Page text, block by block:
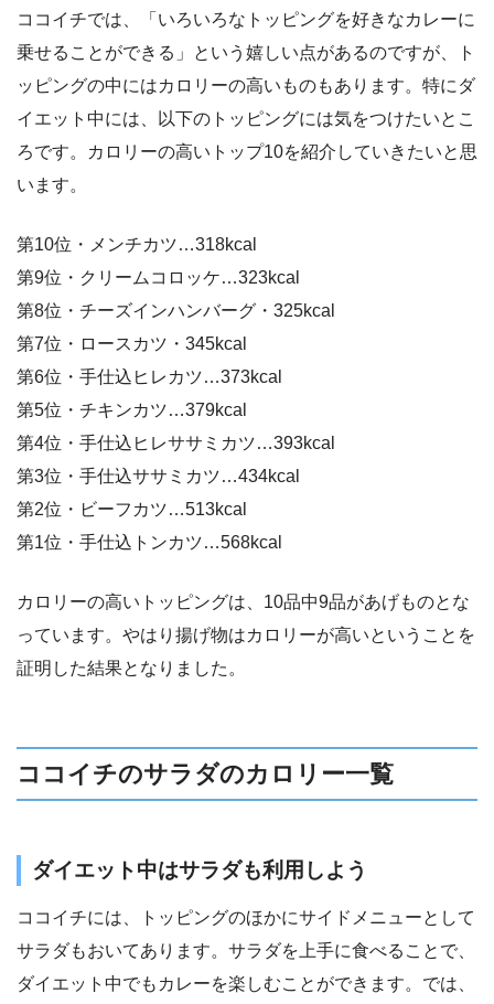
ココイチでは、「いろいろなトッピングを好きなカレーに
乗せることができる」という嬉しい点があるのですが、ト
ッピングの中にはカロリーの高いものもあります。特にダ
イエット中には、以下のトッピングには気をつけたいとこ
ろです。カロリーの高いトップ10を紹介していきたいと思
います。
第10位・メンチカツ…318kcal
第9位・クリームコロッケ…323kcal
第8位・チーズインハンバーグ・325kcal
第7位・ロースカツ・345kcal
第6位・手仕込ヒレカツ…373kcal
第5位・チキンカツ…379kcal
第4位・手仕込ヒレササミカツ…393kcal
第3位・手仕込ササミカツ…434kcal
第2位・ビーフカツ…513kcal
第1位・手仕込トンカツ…568kcal
カロリーの高いトッピングは、10品中9品があげものとな
っています。やはり揚げ物はカロリーが高いということを
証明した結果となりました。
ココイチのサラダのカロリー一覧
ダイエット中はサラダも利用しよう
ココイチには、トッピングのほかにサイドメニューとして
サラダもおいてあります。サラダを上手に食べることで、
ダイエット中でもカレーを楽しむことができます。では、